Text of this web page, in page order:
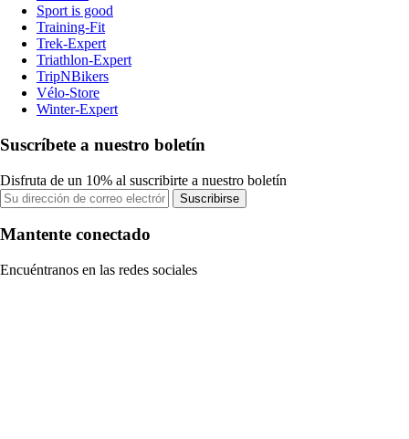
Sport is good
Training-Fit
Trek-Expert
Triathlon-Expert
TripNBikers
Vélo-Store
Winter-Expert
Suscríbete a nuestro boletín
Disfruta de un 10% al suscribirte a nuestro boletín
Suscribirse
Mantente conectado
Encuéntranos en las redes sociales